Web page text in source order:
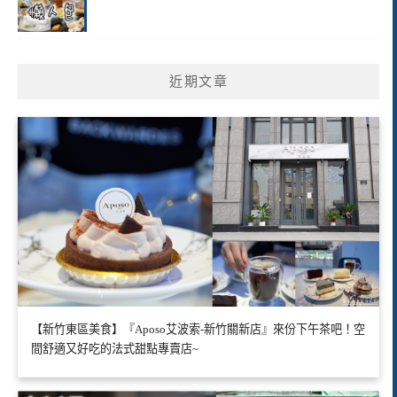
近期文章
【新竹東區美食】『Aposo艾波索-新竹關新店』來份下午茶吧！空
間舒適又好吃的法式甜點專賣店~